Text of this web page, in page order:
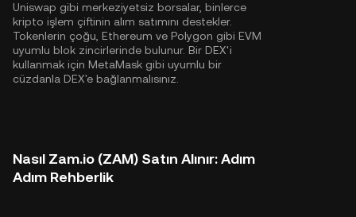
Uniswap gibi merkeziyetsiz borsalar, binlerce
kripto işlem çiftinin alım satımını destekler.
Tokenlerin çoğu, Ethereum ve Polygon gibi EVM
uyumlu blok zincirlerinde bulunur. Bir DEX'i
kullanmak için MetaMask gibi uyumlu bir
cüzdanla DEX'e bağlanmalısınız.
Nasıl Zam.io (ZAM) Satın Alınır: Adım
Adım Rehberlik